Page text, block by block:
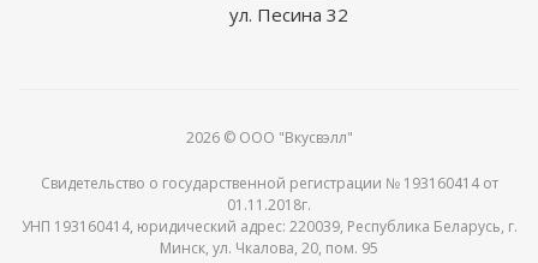
ул. Песина 32
2026 © ООО "Вкусвэлл"
Свидетельство о государственной регистрации № 193160414 от
01.11.2018г.
УНП 193160414, юридический адрес: 220039, Республика Беларусь, г.
Минск, ул. Чкалова, 20, пом. 95